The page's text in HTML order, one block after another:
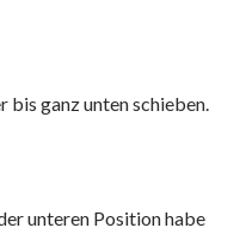
bis ganz unten schieben.
unteren Position habe